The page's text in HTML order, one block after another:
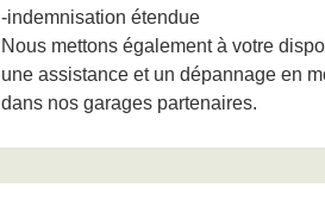
-indemnisation étendue
Nous mettons également à votre
une assistance et un dépannage en
dans nos garages partenaires.